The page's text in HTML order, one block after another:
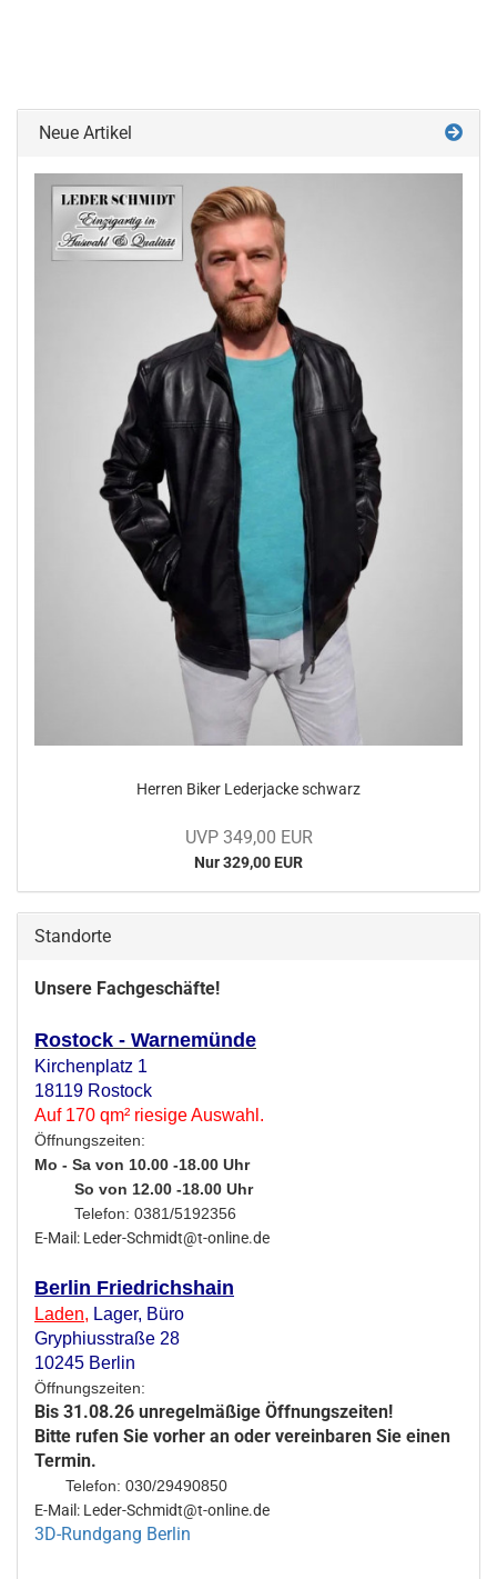
Neue Artikel
Her­ren Biker Le­der­ja­cke schwarz
UVP 349,00 EUR
Nur 329,00 EUR
Standorte
Unsere Fachgeschäfte!
Rostock - Warnemünde
Kirchenplatz 1
18119 Rostock
Auf 170 qm² riesige Auswahl.
Öffnungszeiten:
Mo - Sa von 10.00 -18.00 Uhr
So von 12.00 -18.00 Uhr
Telefon: 0381/5192356
E-Mail: Leder-Schmidt@t-online.de
Berlin Friedrichshain
Laden, Lager, Büro
Gryphiusstraße 28
10245 Berlin
Öffnungszeiten:
Bis 31.08.26 unregelmäßige Öffnungszeiten!
Bitte rufen Sie vorher an oder vereinbaren Sie einen
Termin.
Telefon: 030/29490850
E-Mail: Leder-Schmidt@t-online.de
3D-Rundgang Berlin